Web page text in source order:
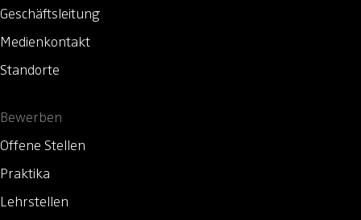
Geschäftsleitung
Medienkontakt
Standorte
Bewerben
Offene Stellen
Praktika
Lehrstellen